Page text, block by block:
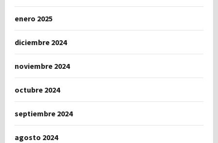
enero 2025
diciembre 2024
noviembre 2024
octubre 2024
septiembre 2024
agosto 2024